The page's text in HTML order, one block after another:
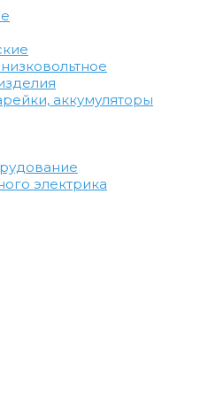
аккумуляторы
электрика